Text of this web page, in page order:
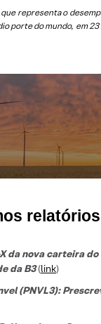
representa o
porte do mundo, em
relatórios
da nova carteira
da B3(link)
(PNVL3):